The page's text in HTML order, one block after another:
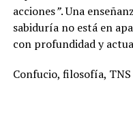
acciones”. Una
sabiduría no está en
con profundidad y
Confucio, filosofía, TNS